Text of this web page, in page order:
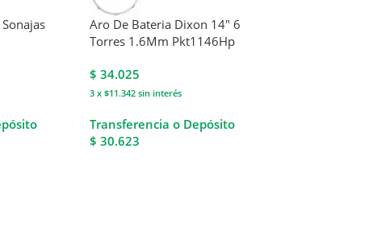
Aro De Bateria Dixon 14″ 6
Torres 1.6Mm Pkt1146Hp
$ 34.025
3 x $11.342sin interés
Transferencia o Depósito
$ 30.623